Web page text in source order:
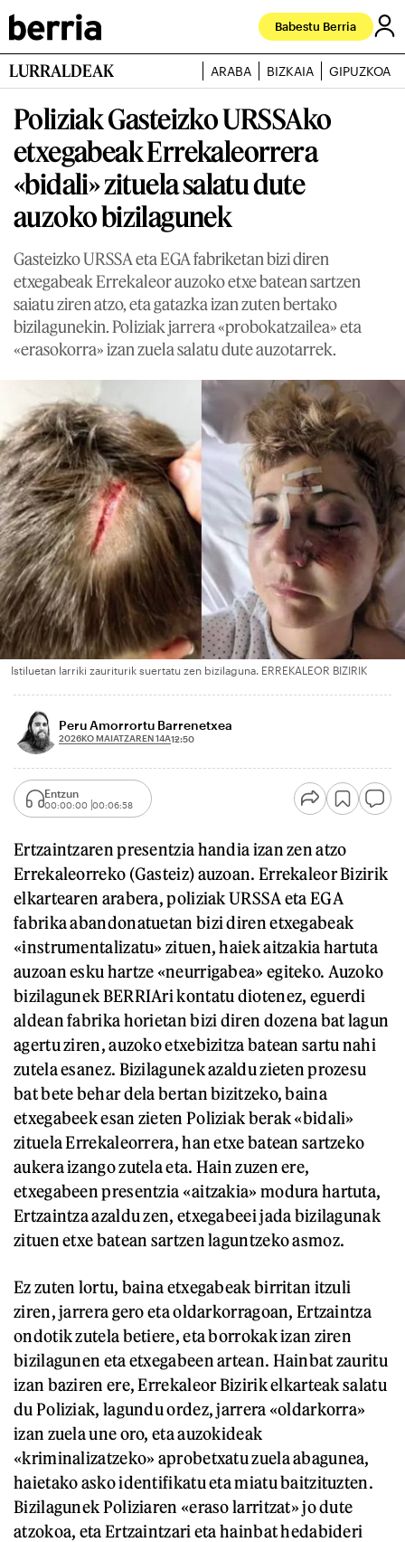
Babestu Berria
LURRALDEAK ARABA BIZKAIA GIPUZKOA
Poliziak Gasteizko URSSAko
etxegabeak Errekaleorrera
«bidali» zituela salatu dute
auzoko bizilagunek
Gasteizko URSSA eta EGA fabriketan bizi diren
etxegabeak Errekaleor auzoko etxe batean sartzen
saiatu ziren atzo, eta gatazka izan zuten bertako
bizilagunekin. Poliziak jarrera «probokatzailea» eta
«erasokorra» izan zuela salatu dute auzotarrek.
Istiluetan larriki zauriturik suertatu zen bizilaguna. ERREKALEOR BIZIRIK
Peru Amorrortu Barrenetxea
2026KO MAIATZAREN 14A12:50
Entzun
00:00:00 00:06:58
Ertzaintzaren presentzia handia izan zen atzo
Errekaleorreko (Gasteiz) auzoan. Errekaleor Bizirik
elkartearen arabera, poliziak URSSA eta EGA
fabrika abandonatuetan bizi diren etxegabeak
«instrumentalizatu» zituen, haiek aitzakia hartuta
auzoan esku hartze «neurrigabea» egiteko. Auzoko
bizilagunek BERRIAri kontatu diotenez, eguerdi
aldean fabrika horietan bizi diren dozena bat lagun
agertu ziren, auzoko etxebizitza batean sartu nahi
zutela esanez. Bizilagunek azaldu zieten prozesu
bat bete behar dela bertan bizitzeko, baina
etxegabeek esan zieten Poliziak berak «bidali»
zituela Errekaleorrera, han etxe batean sartzeko
aukera izango zutela eta. Hain zuzen ere,
etxegabeen presentzia «aitzakia» modura hartuta,
Ertzaintza azaldu zen, etxegabeei jada bizilagunak
zituen etxe batean sartzen laguntzeko asmoz.
Ez zuten lortu, baina etxegabeak birritan itzuli
ziren, jarrera gero eta oldarkorragoan, Ertzaintza
ondotik zutela betiere, eta borrokak izan ziren
bizilagunen eta etxegabeen artean. Hainbat zauritu
izan baziren ere, Errekaleor Bizirik elkarteak salatu
du Poliziak, lagundu ordez, jarrera «oldarkorra»
izan zuela une oro, eta auzokideak
«kriminalizatzeko» aprobetxatu zuela abagunea,
haietako asko identifikatu eta miatu baitzituzten.
Bizilagunek Poliziaren «eraso larritzat» jo dute
atzokoa, eta Ertzaintzari eta hainbat hedabideri